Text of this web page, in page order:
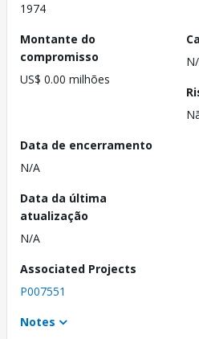
1974
Montante do
compromisso
US$ 0.00 milhões
Data de encerramento
N/A
Data da última
atualização
N/A
Associated Projects
P007551
Notes